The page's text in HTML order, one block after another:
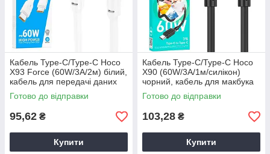
Кабель Type-C/Type-C Hoco
X93 Force (60W/3А/2м) білий,
кабель для передачі даних
Готово до відправки
95,62 ₴
Купити
Кабель Type-C/Type-C Hoco
X90 (60W/3А/1м/силікон)
чорний, кабель для макбука
Готово до відправки
103,28 ₴
Купити